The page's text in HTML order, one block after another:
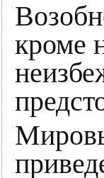
кроме